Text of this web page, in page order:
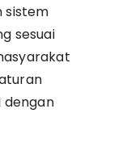
sistem
sesuai
dengan